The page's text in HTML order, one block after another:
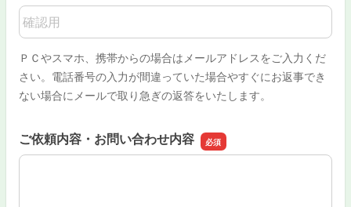
メールアドレスの確認用
ＰＣやスマホ、携帯からの場合はメールアドレスをご入力くだ
さい。電話番号の入力が間違っていた場合やすぐにお返事でき
ない場合にメールで取り急ぎの返答をいたします。
ご依頼内容・お問い合わせ内容
ご依頼内容・お問い合わせ内容